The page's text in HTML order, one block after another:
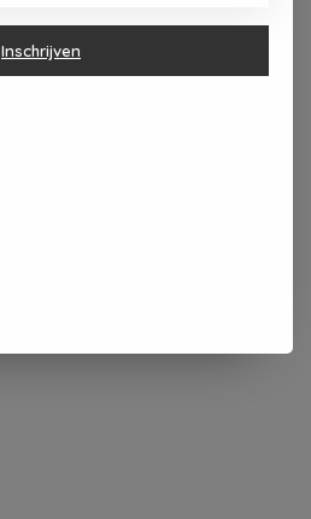
Inschrijven